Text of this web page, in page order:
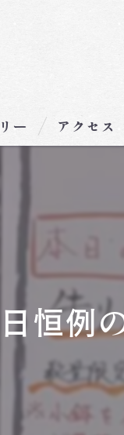
ー アクセス
恒例